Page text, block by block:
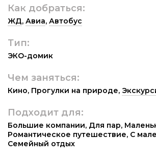
Как добраться:
ЖД, Авиа, Автобус
Тип:
ЭКО-домик
Чем заняться:
Кино, Прогулки на природе,
Подходит для:
Большие компании, Для пар,
Романтическое путешествие, С
Семейный отдых